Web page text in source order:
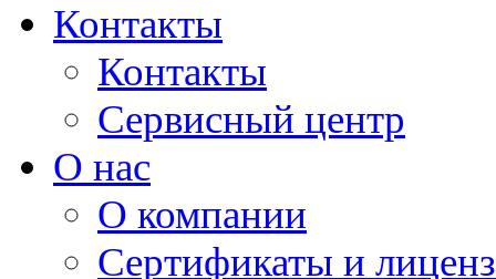
Контакты
Контакты
Сервисный центр
О нас
О компании
Сертификаты и